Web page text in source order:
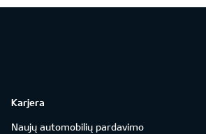
Karjera
Naujų automobilių pardavimo